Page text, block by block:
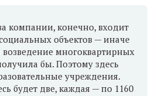
компании, конечно, входит
объектов — иначе
многоквартирных
бы. Поэтому здесь
учреждения.
будет две, каждая — по 1160